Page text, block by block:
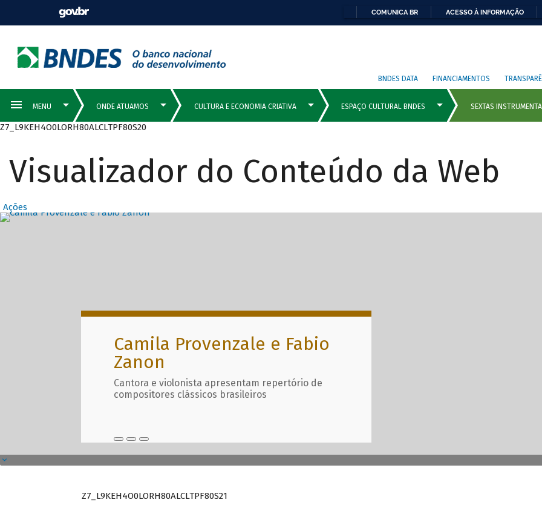
COMUNICA BR ACESSO À INFORMAÇÃO
BNDES DATA FINANCIAMENTOS
Z7_L9KEH4O0LORH80ALCLTPF80S20
Visualizador do Conteúdo da Web
Ações
Destaques Principais com
Camila Provenzale e Fabio
Zanon
Cantora e violonista apresentam repertório de
compositores clássicos brasileiros
Z7_L9KEH4O0LORH80ALCLTPF80S21